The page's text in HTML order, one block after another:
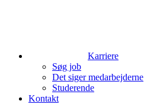
Karriere
Søg job
Det siger medarbejderne
Studerende
Kontakt